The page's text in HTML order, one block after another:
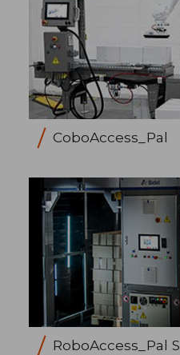
CoboAccess_Pal
RoboAccess_Pal S